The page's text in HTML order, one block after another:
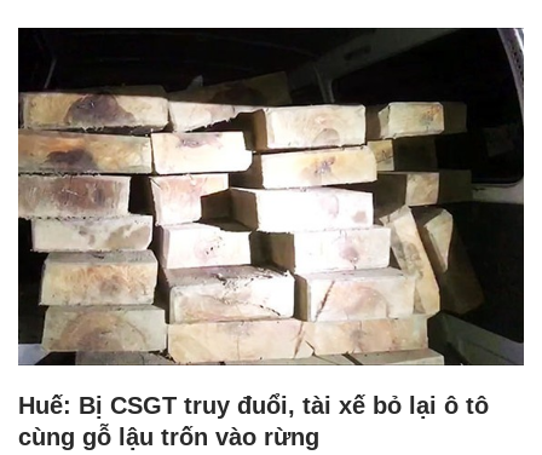
Huế: Bị CSGT truy đuổi, tài xế bỏ lại ô tô
cùng gỗ lậu trốn vào rừng